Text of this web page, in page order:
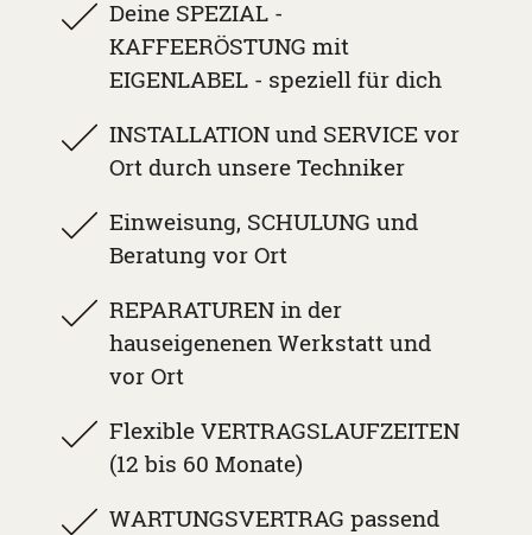
oder 60 Monate)
Reiniger und weiteres Zubehör direkt
von uns
Deine SPEZIAL -
KAFFEERÖSTUNG mit
EIGENLABEL - speziell für dich
INSTALLATION und SERVICE vor
Ort durch unsere Techniker
Einweisung, SCHULUNG und
Beratung vor Ort
REPARATUREN in der
hauseigenenen Werkstatt und
vor Ort
Flexible VERTRAGSLAUFZEITEN
(12 bis 60 Monate)
WARTUNGSVERTRAG passend